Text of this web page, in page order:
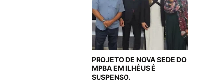
PROJETO DE NOVA SEDE DO
MPBA EM ILHÉUS É
SUSPENSO.